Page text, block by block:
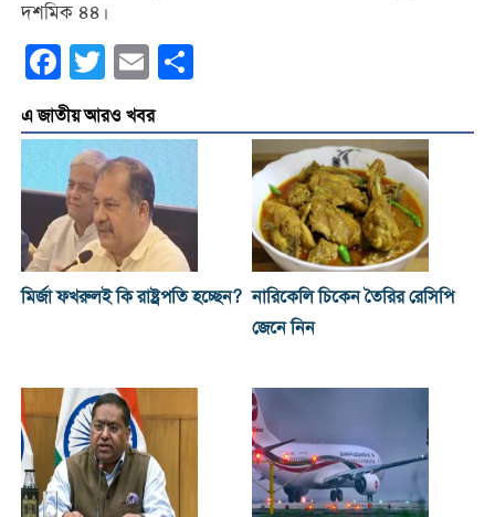
দশমিক ৪৪।
Facebook
Twitter Email
এ জাতীয় আরও খবর
মির্জা ফখরুলই কি রাষ্ট্রপতি হচ্ছেন? নারিকেলি চিকেন তৈরির রেসিপি
জেনে নিন